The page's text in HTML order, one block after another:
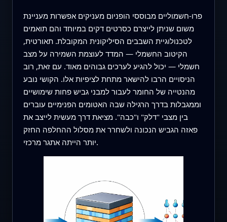
פרו‑חשמוליים מבוססי הופניום מעניקים אפשרות מעניינת
משום שניתן לייצרם כסרטים דקים במיוחד והם תואמים
לטכנולוגיית השבבים הסיליקונית המקובלת. תאורטית,
הקיטוב החשמלי — המדד לעוצמת השמירה על מצב
חשמלי — יכול להגיע לערכים גבוהים מאוד. עם זאת, רוב
הניסויים הרבו להישאר מתחת לציפיות אלו. הקושי נובע
מהנטייה של החומר לעבור למבני גביש פחות שימושיים
וממגבלות בדרך הרגילה שבה האטומים הפנימיים עוברים
בין מצבי "דלק" ו"כבה". מציאת דרך מעשית לייצב את
פאזה הגביש הנכונה ולשחרר את מסלול ההחלפה החזק
יותר הייתה אתגר מרכזי.